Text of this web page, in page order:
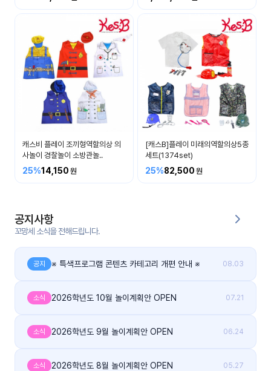
들의
이야
후기
게시
판
그
캐스비 플레이 조끼형역할의상 의
사놀이 경찰놀이 소방관놀..
25%14,150
[캐스B]플레이 미래의역할의상5종
세트(1374set)
25%82,500
공지사항
꼬망세 소식을 전해드립니다.
공지 ※ 특색프로그램 콘텐츠 카테고리 개편 안내 ※ 08.03
소식 2026학년도 10월 놀이계획안 OPEN 07.21
소식 2026학년도 9월 놀이계획안 OPEN 06.24
소식 2026학년도 8월 놀이계획안 OPEN 05.27